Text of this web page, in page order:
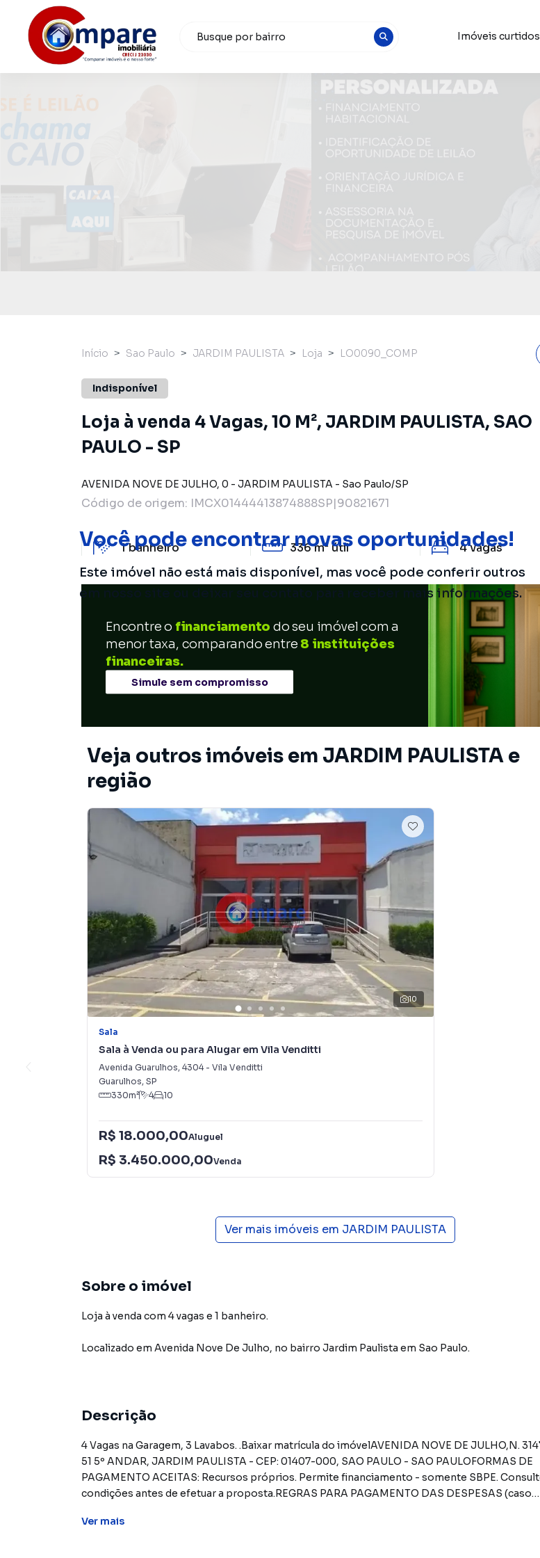
Imóveis curtidos
Você pode encontrar novas oportunidades!
Este imóvel não está mais disponível, mas você pode conferir outros
em nosso site ou deixar seu contato para receber mais informações.
Início Sao Paulo JARDIM PAULISTA Loja LO0090_COMP
Indisponível
Loja à venda 4 Vagas, 10 M², JARDIM PAULISTA, SAO
PAULO - SP
AVENIDA NOVE DE JULHO, 0 - JARDIM PAULISTA - Sao Paulo/SP
Código de origem: IMCX01444413874888SP|90821671
1banheiro 336 m² útil 4vagas
Encontre o financiamento do seu imóvel com a
menor taxa, comparando entre 8 instituições
financeiras.
Simule sem compromisso
Veja outros imóveis em JARDIM PAULISTA e
região
10
Sala
Sala à Venda ou para Alugar em Vila Venditti
Avenida Guarulhos, 4304- Vila Venditti
Guarulhos, SP
330m² 4 10
R$ 18.000,00Aluguel
R$ 3.450.000,00Venda
Ver mais imóveis em JARDIM PAULISTA
Sobre o imóvel
Loja à venda com 4 vagas e 1 banheiro.
Localizado em Avenida Nove De Julho, no bairro Jardim Paulista em Sao Paulo.
Descrição
4 Vagas na Garagem, 3 Lavabos. .Baixar matrícula do imóvelAVENIDA NOVE DE JULHO,N. 3147 APTO.
51 5º ANDAR, JARDIM PAULISTA - CEP: 01407-000, SAO PAULO - SAO PAULOFORMAS DE
PAGAMENTO ACEITAS: Recursos próprios. Permite financiamento - somente SBPE.
condições antes de efetuar a proposta.REGRAS PARA PAGAMENTO DAS DESPESAS (caso
avaliação do imóvel. A CAIXA realizará o pagamento apenas do valor que exceder o limite de
Ver mais